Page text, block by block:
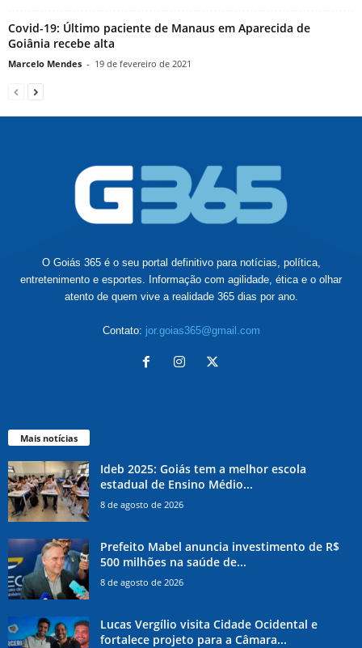
Covid-19: Último paciente de Manaus em Aparecida de
Goiânia recebe alta
Marcelo Mendes - 19 de fevereiro de 2021
O Goiás 365 é o seu portal definitivo para notícias, política,
entretenimento e esportes. Informação com agilidade, ética e o olhar
atento de quem vive a realidade 365 dias por ano.
Contato: jor.goias365@gmail.com
Mais notícias
Ideb 2025: Goiás tem a melhor escola
estadual de Ensino Médio...
8 de agosto de 2026
Prefeito Mabel anuncia investimento de R$
500 milhões na saúde de...
8 de agosto de 2026
Lucas Vergílio visita Cidade Ocidental e
fortalece projeto para a Câmara...